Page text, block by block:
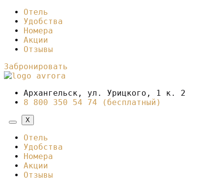
Отель
Удобства
Номера
Акции
Отзывы
Забронировать
Архангельск, ул. Урицкого, 1 к. 2
8 800 350 54 74 (бесплатный)
X
Отель
Удобства
Номера
Акции
Отзывы